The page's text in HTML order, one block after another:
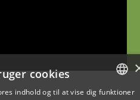
cookies
indhold og til at vise dig funktioner